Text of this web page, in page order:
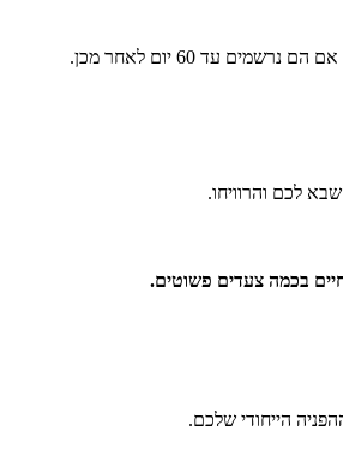
עד 60 יום לאחר מכן.
לכם והרוויחו.
בכמה צעדים פשוטים.
הייחודי שלכם.